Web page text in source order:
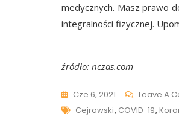
medycznych. Masz prawo
integralności fizycznej.
źródło: nczas.com
Cze 6, 2021 Leave A
Tags
Cejrowski, COVID-19,